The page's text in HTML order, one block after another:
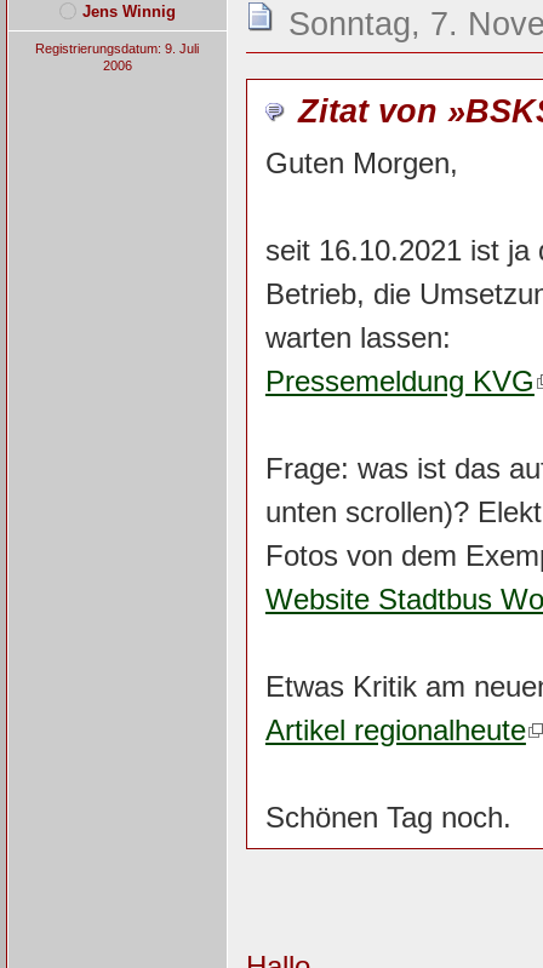
Jens Winnig
Registrierungsdatum: 9. Juli
2006
Sonntag, 7.
Zitat von
Guten Morgen,
seit 16.10.2021 ist ja
Betrieb, die
warten lassen:
Pressemeldung KVG
Frage: was ist das
unten scrollen)?
Fotos von dem
Website Stadtbus
Etwas Kritik am
Artikel regionalheute
Schönen Tag noch.